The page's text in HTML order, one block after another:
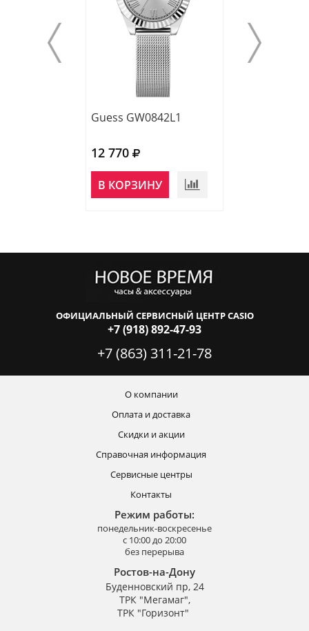
Guess GW0842L1
12 770
В КОРЗИНУ
ОФИЦИАЛЬНЫЙ СЕРВИСНЫЙ ЦЕНТР CASIO
+7 (918) 892-47-93
+7 (863) 311-21-78
О компании
Оплата и доставка
Скидки и акции
Справочная информация
Сервисные центры
Контакты
Режим работы:
понедельник-воскресенье
с 10:00 до 20:00
без перерыва
Ростов-на-Дону
Буденновский пр, 24
ТРК "Мегамаг",
ТРК "Горизонт"